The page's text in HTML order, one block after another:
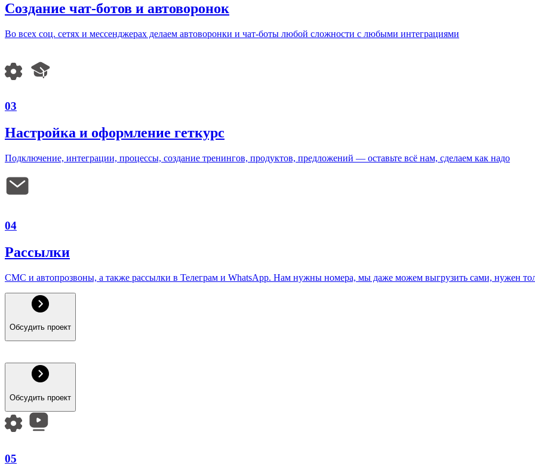
Создание чат-ботов и автоворонок
Во всех соц. сетях и мессенджерах делаем автоворонки и чат-боты любой сложности с любыми интеграциями
03
Настройка и оформление геткурс
Подключение, интеграции, процессы, создание тренингов, продуктов, предложений — оставьте всё нам, сделаем как надо
04
Рассылки
СМС и автопрозвоны, а также рассылки в Телеграм и WhatsApp. Нам нужны номера, мы даже можем выгрузить сами, нужен
Обсудить проект
Обсудить проект
05